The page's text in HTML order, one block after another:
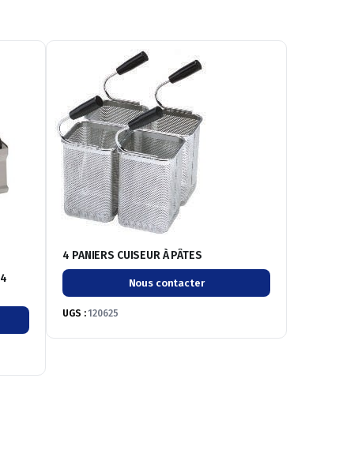
4 PANIERS CUISEUR À PÂTES
Nous contacter
UGS : 120625